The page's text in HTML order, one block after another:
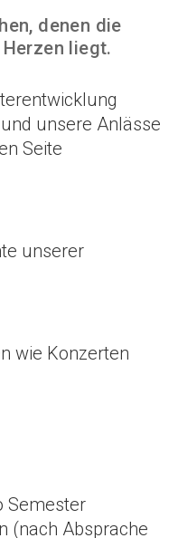
denen die
liegt.
unsere Anlässe
Seite
unserer
wie Konzerten
Semester
(nach Absprache